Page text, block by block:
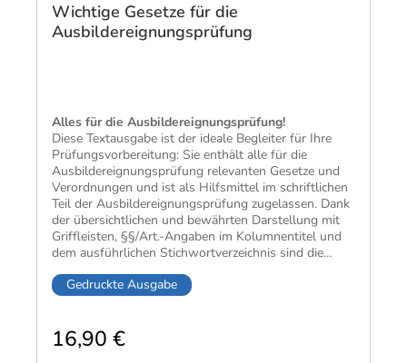
Wichtige Gesetze für die
Ausbildereignungsprüfung
Alles für die Ausbilder­eignungs­prüfung!
Diese Text­ausgabe ist der ideale Begleiter für Ihre
Prüfungs­vor­bereitung: Sie enthält alle für die
Ausbilder­eignungs­prüfung rele­vanten Gesetze und
Ver­ordnungen und ist als Hilfs­mittel im schrift­lichen
Teil der Ausbilder­eignungs­prüfung zuge­lassen. Dank
der über­sicht­lichen und bewährten Dar­stellung mit
Griff­leisten, §§/Art.-Angaben im Kolumnen­titel und
dem aus­führlichen Stich­wort­verzeichnis sind die
Gedruckte Ausgabe
16,90 €